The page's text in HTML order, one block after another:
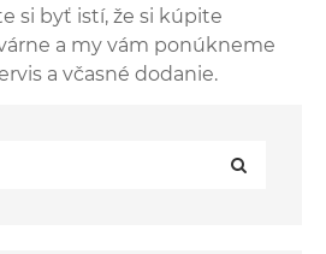
si byť istí, že si kúpite
a my vám ponúkneme
a včasné dodanie.